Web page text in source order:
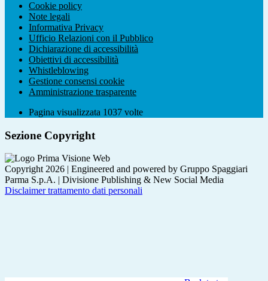
Cookie policy
Note legali
Informativa Privacy
Ufficio Relazioni con il Pubblico
Dichiarazione di accessibilità
Obiettivi di accessibilità
Whistleblowing
Gestione consensi cookie
Amministrazione trasparente
Pagina visualizzata 1037 volte
Sezione Copyright
Copyright 2026 | Engineered and powered by Gruppo Spaggiari
Parma S.p.A. | Divisione Publishing & New Social Media
Disclaimer trattamento dati personali